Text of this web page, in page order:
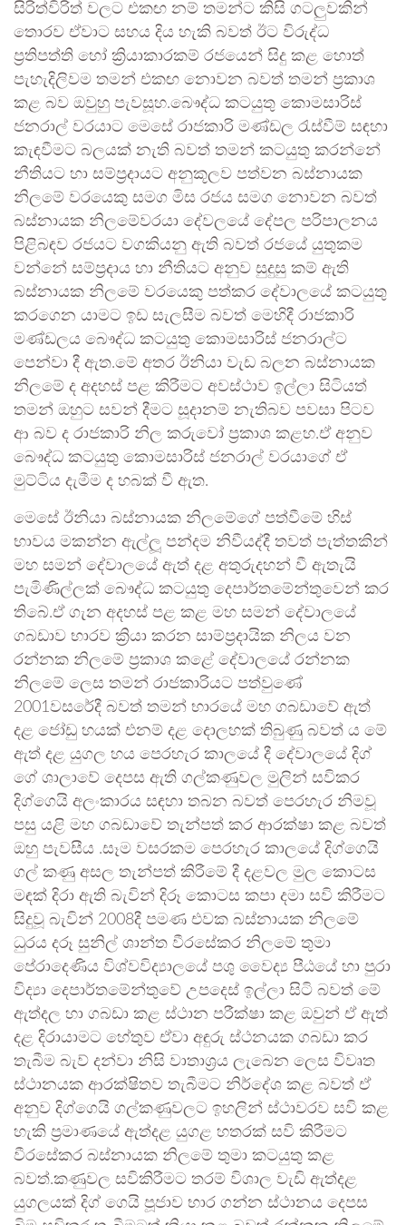
සිරිත්විරිත් වලට එකඟ නම් තමන්ට කිසි ගටලුවකින්
තොරව ඒවාට සහය දිය හැකි බවත් ඊට විරුද්ධ
ප්‍රතිපත්ති හෝ ක්‍රියාකාරකම් රජයෙන් සිදු කළ හොත්
පැහැදිලිවම තමන් එකඟ නොවන බවත් තමන් ප්‍රකාශ
කළ බව ඔවුහු පැවසූහ.බෞද්ධ කටයුතු කොමසාරිස්
ජනරාල් වරයාට මෙසේ රාජකාරි මණ්ඩල රැස්වීම් සඳහා
කැඳවීමට බලයක් නැති බවත් තමන් කටයුතු කරන්නේ
නීතියට හා සම්ප්‍රදායට අනුකූලව පත්වන බස්නායක
නිලමේ වරයෙකු සමග මිස රජය සමග නොවන බවත්
බස්නායක නිලමේවරයා දේවලයේ දේපල පරිපාලනය
පිළිබඳව රජයට වගකියනු ඇති බවත් රජයේ යුතුකම
වන්නේ සම්ප්‍රදාය හා නීතියට අනුව සුදුසු කම් ඇති
බස්නායක නිලමේ වරයෙකු පත්කර දේවාලයේ කටයුතු
කරගෙන යාමට ඉඩ සැලසීම බවත් මෙහිදී රාජකාරි
මණ්ඩලය බෞද්ධ කටයුතු කොමසාරිස් ජනරාල්ට
පෙන්වා දී ඇත.මේ අතර ඊනියා වැඩ බලන බස්නායක
නිලමේ ද අදහස් පළ කිරීමට අවස්ථාව ඉල්ලා සිටියත්
තමන් ඔහුට සවන් දීමට සූදානම් නැතිබව පවසා පිටව
ආ බව ද රාජකාරි නිල කරුවෝ ප්‍රකාශ කළහ.ඒ අනුව
බෞද්ධ කටයුතු කොමසාරිස් ජනරාල් වරයාගේ ඒ
මුට්ටිය දැමීම ද හබක් වී ඇත.
මෙසේ ඊනියා බස්නායක නිලමේගේ පත්වීමේ හිස්
භාවය මකන්න ඇල්ලූ පන්දම නිවීයද්දී තවත් පැත්තකින්
මහ සමන් දේවාලයේ ඇත් දළ අතුරුදහන් වී ඇතැයි
පැමිණිල්ලක් බෞද්ධ කටයුතු දෙපාර්තමේන්තුවෙන් කර
තිබේ.ඒ ගැන අදහස් පළ කළ මහ සමන් දේවාලයේ
ගබඩාව භාරව ක්‍රියා කරන සාම්ප්‍රදායික නිලය වන
රන්නක නිලමේ ප්‍රකාශ කළේ දේවාලයේ රන්නක
නිලමේ ලෙස තමන්‍ රාජකාරියට පත්වුණේ
2001වසරේදී බවත් තමන් භාරයේ මහ ගබඩාවේ ඇත්
දළ ජෝඩු හයක් එනම් දළ දොලහක් තිබුණු බවත්‍ ය මේ
ඇත් දළ යුගල හය පෙරහැර කාලයේ දී දේවාලයේ දිග්
ගේ ශාලාවේ දෙපස ඇති ගල්කණුවල මුලින් සවිකර
දිග්ගෙයි අලංකාරය සඳහා තබන බවත් පෙරහැර නිමවූ
පසු යළි මහ ගබඩාවේ තැන්පත් කර ආරක්ෂා කළ බවත්
ඔහු පැවසීය .සෑම වසරකම පෙරහැර කාලයේ දිග්ගෙයි
ගල් කණු අසල තැන්පත් කිරීමේ දී දළවල මුල කොටස
මඳක් දිරා ඇති බැවින් දිරූ කොටස කපා දමා සවි කිරීමට
සිදුවූ බැවින් 2008දී පමණ එවක බස්නායක නිලමේ
ධුරය දරූ සුනිල් ශාන්ත වීරසේකර නිලමේ තුමා
පේරාදෙණිය විශ්වවිද්‍යාලයේ පශු වෛද්‍ය පීඨයේ හා පුරා
විද්‍යා දෙපාර්තමේන්තුවේ උපදෙස් ඉල්ලා සිටි බවත් මේ
ඇත්දල හා ගබඩා කළ ස්ථාන පරීක්ෂා කළ ඔවුන් ඒ ඇත්
දළ දිරායාමට හේතුව ඒවා අඳුරු ස්ථනයක ගබඩා කර
තැබීම බැව් දන්වා නිසි වාතාශ්‍රය ලැබෙන ලෙස විවෘත
ස්ථානයක ආරක්ෂිතව තැබීමට නිර්දේශ කළ බවත් ඒ
අනුව දිග්ගෙයි ගල්කණුවලට ඉහලින් ස්ථාවරව සවි කළ
හැකි ප්‍රමාණයේ ඇත්දළ යුගළ හතරක් සවි කිරීමට
වීරසේකර බස්නායක නිලමේ තුමා කටයුතු කළ
බවත්.කණුවල සවිකිරීමට තරම් විශාල වැඩි ඇත්දළ
යුගලයක් දිග් ගෙයි පූජාව භාර ගන්න ස්ථානය දෙපස